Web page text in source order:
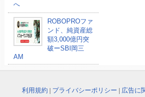
へ
ROBOPROファ
ンド、純資産総
額3,000億円突
破ーSBI岡三
AM
利用規約 | プライバシーポリシー | 広告に